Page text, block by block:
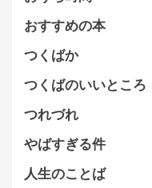
おすすめの本
つくばか
つくばのいいところ
つれづれ
やばすぎる件
人生のことば